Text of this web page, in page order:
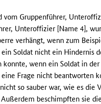
vom Gruppenführer,
Unteroffizier [Name 4],
verhängt, wenn zum
Soldat nicht ein Hindernis
konnte, wenn ein Soldat in
Frage nicht beantworten
so sauber war, wie es die
beschimpften sie